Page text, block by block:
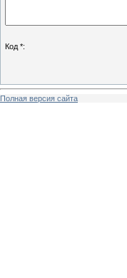
Код *:
Полная версия сайта